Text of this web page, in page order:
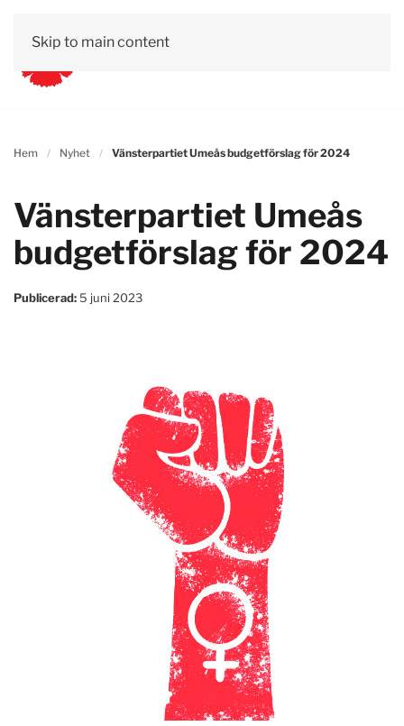
Skip to main content
Hem Nyhet Vänsterpartiet Umeås budgetförslag för 2024
Vänsterpartiet Umeås
budgetförslag för 2024
Publicerad:5 juni 2023